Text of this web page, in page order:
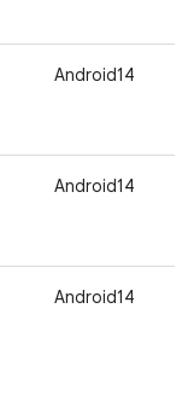
Android14
Android14
Android14